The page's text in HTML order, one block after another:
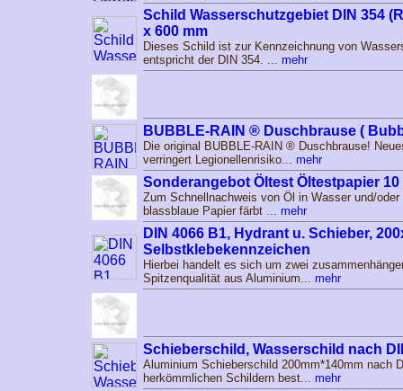
Schild Wasserschutzgebiet DIN 354
x 600 mm
Dieses Schild ist zur Kennzeichnung von
entspricht der DIN 354. ... mehr
BUBBLE-RAIN ® Duschbrause (
Die original BUBBLE-RAIN ® Duschbrause!
verringert Legionellenrisiko... mehr
Sonderangebot Öltest Öltestpapier 10
Zum Schnellnachweis von Öl in Wasser und/
blassblaue Papier färbt ... mehr
DIN 4066 B1, Hydrant u. Schieber,
Selbstklebekennzeichen
Hierbei handelt es sich um zwei
Spitzenqualität aus Aluminium... mehr
Schieberschild, Wasserschild nach
Aluminium Schieberschild 200mm*140mm
herkömmlichen Schildern best... mehr